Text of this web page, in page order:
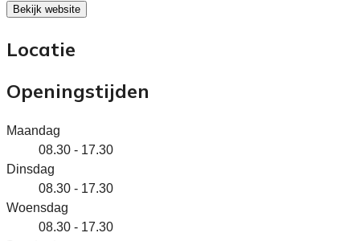
Bekijk website
Locatie
Openingstijden
Maandag
08.30 - 17.30
Dinsdag
08.30 - 17.30
Woensdag
08.30 - 17.30